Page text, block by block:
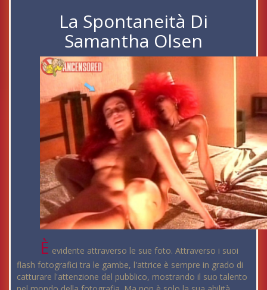
La Spontaneità Di
Samantha Olsen
È evidente attraverso le sue foto. Attraverso i suoi
flash fotografici tra le gambe, l'attrice è sempre in grado di
catturare l'attenzione del pubblico, mostrando il suo talento